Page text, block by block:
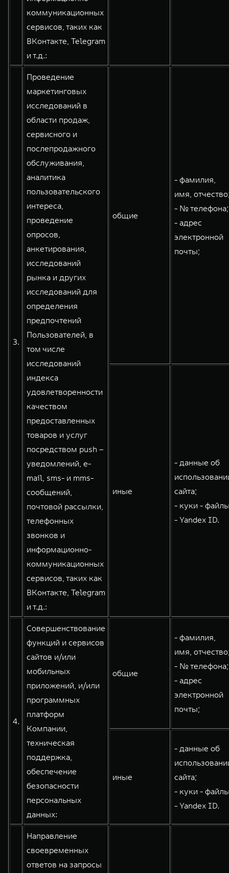
коммуникационных
сервисов, таких как
ВКонтакте, Telegram
и т.д.:
3.
Проведение
маркетинговых
исследований в
области продаж,
сервисного и
послепродажного
обслуживания,
аналитика
пользовательского
интереса,
проведение
опросов,
анкетирования,
исследований
рынка и других
исследований для
определения
предпочтений
Пользователей, в
том числе
исследований
индекса
удовлетворенности
качеством
предоставленных
товаров и услуг
посредством push –
уведомлений, e-
mail, sms- и mms-
сообщений,
почтовой рассылки,
телефонных
звонков и
информационно-
коммуникационных
сервисов, таких как
ВКонтакте, Telegram
и т.д.:
общие
- фамилия,
имя,
- № телефона;
- адрес
электронной
почты;
иные
- данные об
сайта;
- куки -
- Yandex ID.
4.
Совершенствование
функций и сервисов
сайтов и/или
мобильных
приложений, и/или
программных
платформ
Компании,
техническая
поддержка,
обеспечение
безопасности
персональных
данных:
общие
- фамилия,
имя,
- № телефона;
- адрес
электронной
почты;
иные
- данные об
сайта;
- куки -
- Yandex ID.
Направление
своевременных
ответов на запросы